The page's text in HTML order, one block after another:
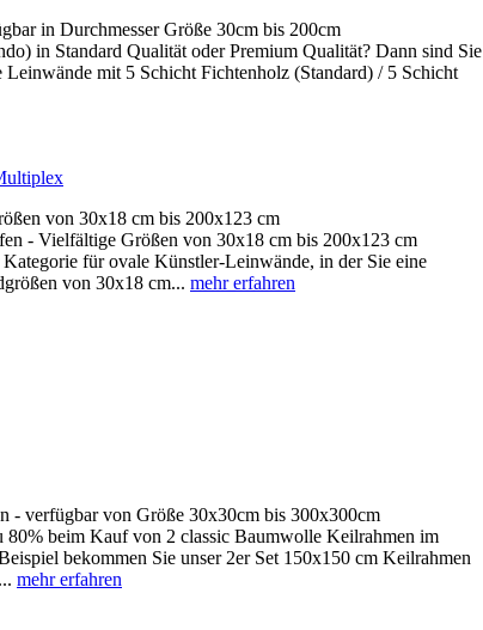
in Durchmesser Größe 30cm bis 200cm
in Standard Qualität oder Premium Qualität? Dann sind Sie
mit 5 Schicht Fichtenholz (Standard) / 5 Schicht
von 30x18 cm bis 200x123 cm
- Vielfältige Größen von 30x18 cm bis 200x123 cm
für ovale Künstler-Leinwände, in der Sie eine
von 30x18 cm... mehr erfahren
- verfügbar von Größe 30x30cm bis 300x300cm
80% beim Kauf von 2 classic Baumwolle Keilrahmen im
bekommen Sie unser 2er Set 150x150 cm Keilrahmen
mehr erfahren